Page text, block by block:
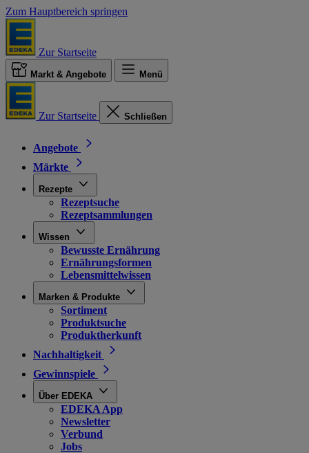
Zum Hauptbereich springen
Zur Startseite
Markt & Angebote Menü
Zur Startseite Schließen
Angebote
Märkte
Rezepte
Rezeptsuche
Rezeptsammlungen
Wissen
Bewusste Ernährung
Ernährungsformen
Lebensmittelwissen
Marken & Produkte
Sortiment
Produktsuche
Produktherkunft
Nachhaltigkeit
Gewinnspiele
Über EDEKA
EDEKA App
Newsletter
Verbund
Jobs